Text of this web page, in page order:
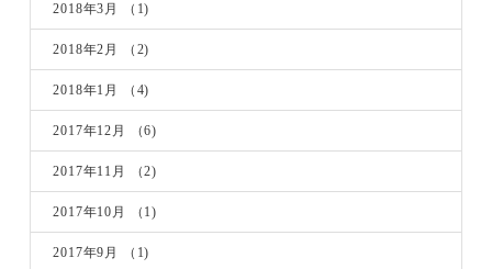
2018年3月 （1)
2018年2月 （2)
2018年1月 （4)
2017年12月 （6)
2017年11月 （2)
2017年10月 （1)
2017年9月 （1)